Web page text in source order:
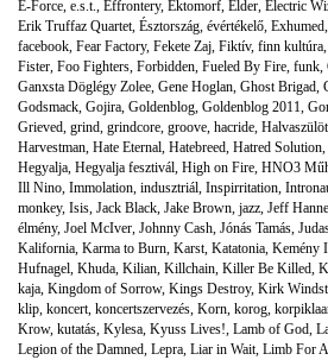
E-Force, e.s.t., Effrontery, Ektomorf, Elder, Electric
Erik Truffaz Quartet, Észtország, évértékelő, Exhumed,
facebook, Fear Factory, Fekete Zaj, Fiktív, finn kultúra,
Fister, Foo Fighters, Forbidden, Fueled By Fire, funk,
Ganxsta Döglégy Zolee, Gene Hoglan, Ghost Brigad,
Godsmack, Gojira, Goldenblog, Goldenblog 2011,
Grieved, grind, grindcore, groove, hacride,
Harvestman, Hate Eternal, Hatebreed, Hatred Solution,
Hegyalja, Hegyalja fesztivál, High on Fire, HNO3
Ill Nino, Immolation, indusztriál, Inspirritation,
monkey, Isis, Jack Black, Jake Brown, jazz, Jeff
élmény, Joel McIver, Johnny Cash, Jónás Tamás,
Kalifornia, Karma to Burn, Karst, Katatonia, Kemény
Hufnagel, Khuda, Kilian, Killchain, Killer Be Killed,
kaja, Kingdom of Sorrow, Kings Destroy, Kirk
klip, koncert, koncertszervezés, Korn, korog,
Krow, kutatás, Kylesa, Kyuss Lives!, Lamb of God,
Legion of the Damned, Lepra, Liar in Wait, Limb For